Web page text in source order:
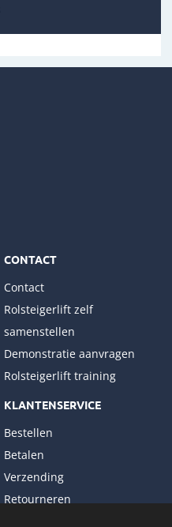
CONTACT
Contact
Rolsteigerlift zelf
samenstellen
Demonstratie aanvragen
Rolsteigerlift training
KLANTENSERVICE
Bestellen
Betalen
Verzending
Retourneren